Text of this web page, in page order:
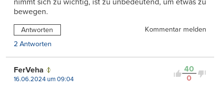
bewegen.
Antworten
Kommentar melden
2 Antworten
40
0
FerVeha
16.06.2024 um 09:04